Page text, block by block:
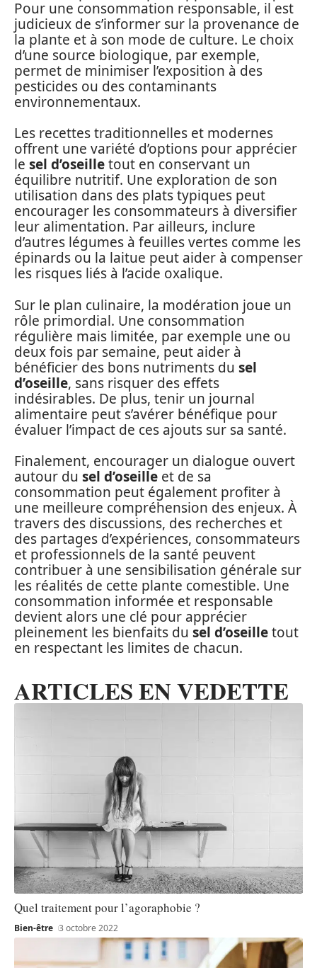
Pour une consommation responsable, il est
judicieux de s’informer sur la provenance de
la plante et à son mode de culture. Le choix
d’une source biologique, par exemple,
permet de minimiser l’exposition à des
pesticides ou des contaminants
environnementaux.
Les recettes traditionnelles et modernes
offrent une variété d’options pour apprécier
le sel d’oseilletout en conservant un
équilibre nutritif. Une exploration de son
utilisation dans des plats typiques peut
encourager les consommateurs à diversifier
leur alimentation. Par ailleurs, inclure
d’autres légumes à feuilles vertes comme les
épinards ou la laitue peut aider à compenser
les risques liés à l’acide oxalique.
Sur le plan culinaire, la modération joue un
rôle primordial. Une consommation
régulière mais limitée, par exemple une ou
deux fois par semaine, peut aider à
bénéficier des bons nutriments du sel
d’oseille, sans risquer des effets
indésirables. De plus, tenir un journal
alimentaire peut s’avérer bénéfique pour
évaluer l’impact de ces ajouts sur sa santé.
Finalement, encourager un dialogue ouvert
autour du sel d’oseille et de sa
consommation peut également profiter à
une meilleure compréhension des enjeux. À
travers des discussions, des recherches et
des partages d’expériences, consommateurs
et professionnels de la santé peuvent
contribuer à une sensibilisation générale sur
les réalités de cette plante comestible. Une
consommation informée et responsable
devient alors une clé pour apprécier
pleinement les bienfaits du sel d’oseilletout
en respectant les limites de chacun.
ARTICLES EN VEDETTE
Quel traitement pour l’agoraphobie ?
Bien-être 3 octobre 2022